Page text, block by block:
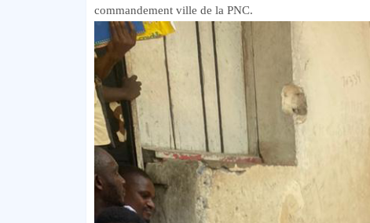
commandement ville de la PNC.